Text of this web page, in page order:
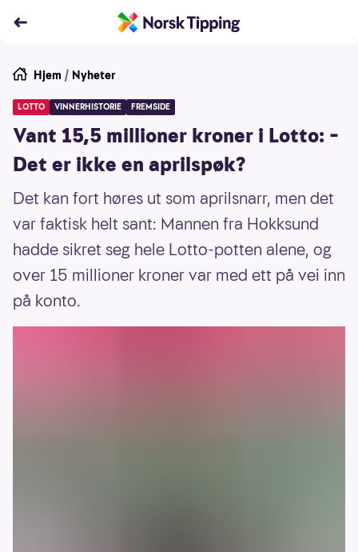
Hjem / Nyheter
LOTTO VINNERHISTORIE FREMSIDE
Vant 15,5 millioner kroner i Lotto: –
Det er ikke en aprilspøk?
Det kan fort høres ut som aprilsnarr, men det
var faktisk helt sant: Mannen fra Hokksund
hadde sikret seg hele Lotto-potten alene, og
over 15 millioner kroner var med ett på vei inn
på konto.